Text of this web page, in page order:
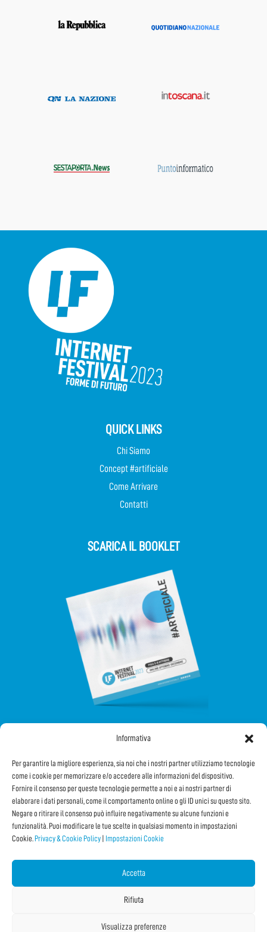
Informativa
Per garantire la migliore esperienza, sia noi che i nostri partner utilizziamo tecnologie
come i cookie per memorizzare e/o accedere alle informazioni del dispositivo.
Fornire il consenso per queste tecnologie permette a noi e ai nostri partner di
elaborare i dati personali, come il comportamento online o gli ID unici su questo sito.
Negare o ritirare il consenso può influire negativamente su alcune funzioni e
funzionalità. Puoi modificare le tue scelte in qualsiasi momento in impostazioni
Cookie. Privacy & Cookie Policy Impostazioni Cookie
Accetta
Rifiuta
Visualizza preferenze
QUICK LINKS
Chi Siamo
Concept #artificiale
Come Arrivare
Contatti
SCARICA IL BOOKLET
SEGUICI SUI SOCIAL
Iscriviti alla Newsletter
CONDIVIDI QUESTA PAGINA!